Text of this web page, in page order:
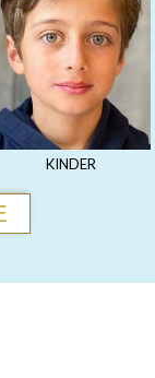
KINDER